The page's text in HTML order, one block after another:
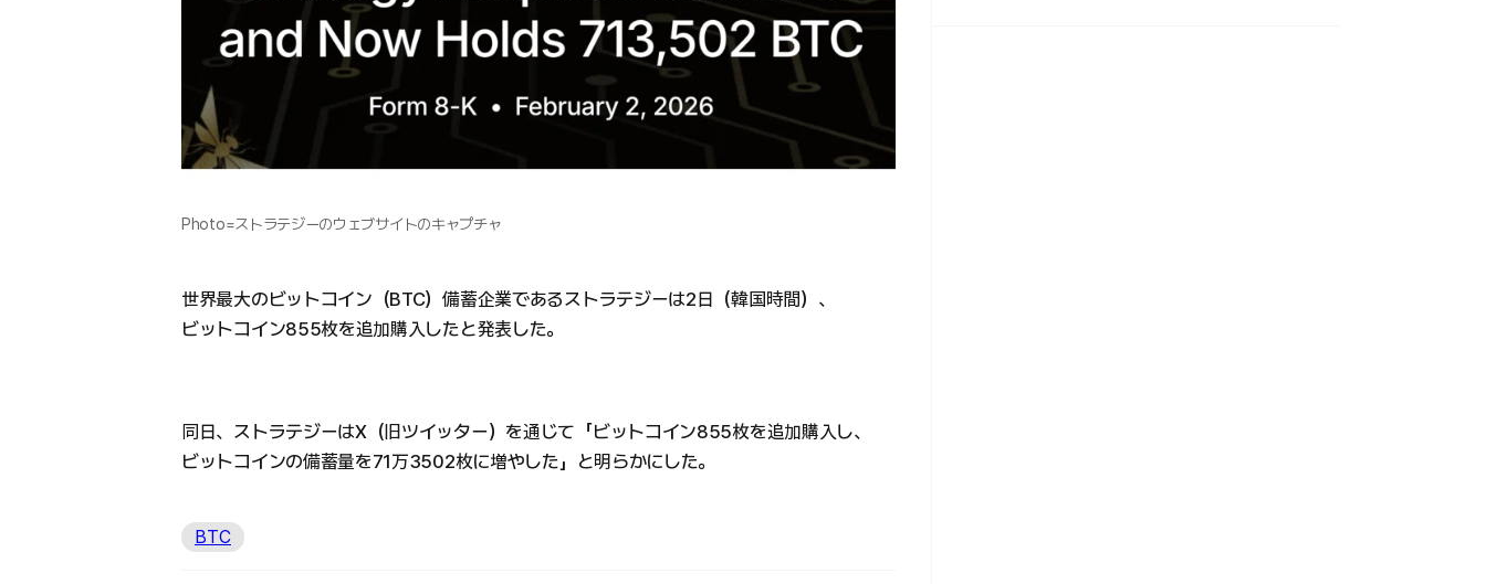
Photo=ストラテジーのウェブサイトのキャプチャ
世界最大のビットコイン（BTC）備蓄企業であるストラテジーは2日（韓国時間）、
ビットコイン855枚を追加購入したと発表した。
同日、ストラテジーはX（旧ツイッター）を通じて「ビットコイン855枚を追加購入し、
ビットコインの備蓄量を71万3502枚に増やした」と明らかにした。
BTC